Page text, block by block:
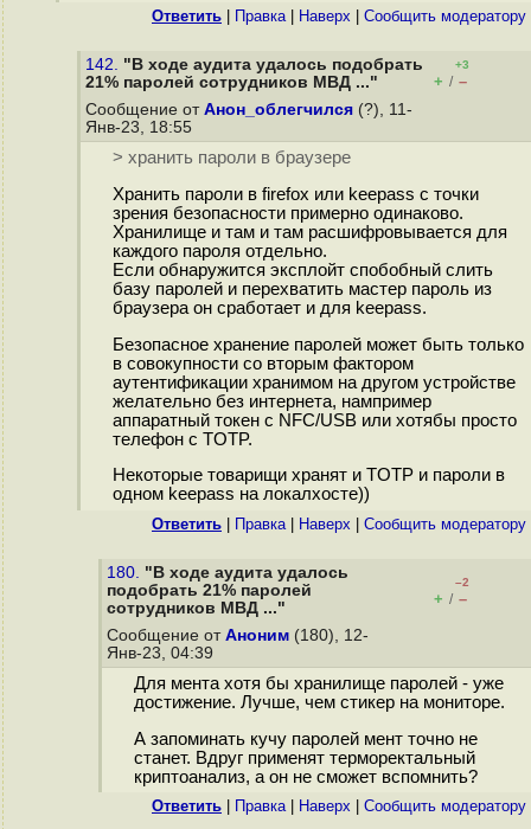
Ответить Правка| Наверх Cообщить модератору
142. "В ходе аудита удалось подобрать
21% паролей сотрудников МВД ..."
+3
+ / –
Сообщение от Анон_облегчился (?), 11-
Янв-23, 18:55
> хранить пароли в браузере
Хранить пароли в firefox или keepass с точки
зрения безопасности примерно одинаково.
Хранилище и там и там расшифровывается для
каждого пароля отдельно.
Если обнаружится эксплойт спобобный слить
базу паролей и перехватить мастер пароль из
браузера он сработает и для keepass.
Безопасное хранение паролей может быть только
в совокупности со вторым фактором
аутентификации хранимом на другом устройстве
желательно без интернета, нампример
аппаратный токен с NFC/USB или хотябы просто
телефон с TOTP.
Некоторые товарищи хранят и TOTP и пароли в
одном keepass на локалхосте))
Ответить Правка| Наверх Cообщить модератору
180. "В ходе аудита удалось
подобрать 21% паролей
сотрудников МВД ..."
–2
+ / –
Сообщение от Аноним (180), 12-
Янв-23, 04:39
Для мента хотя бы хранилище паролей - уже
достижение. Лучше, чем стикер на мониторе.
А запоминать кучу паролей мент точно не
станет. Вдруг применят терморектальный
криптоанализ, а он не сможет вспомнить?
Ответить Правка| Наверх Cообщить модератору